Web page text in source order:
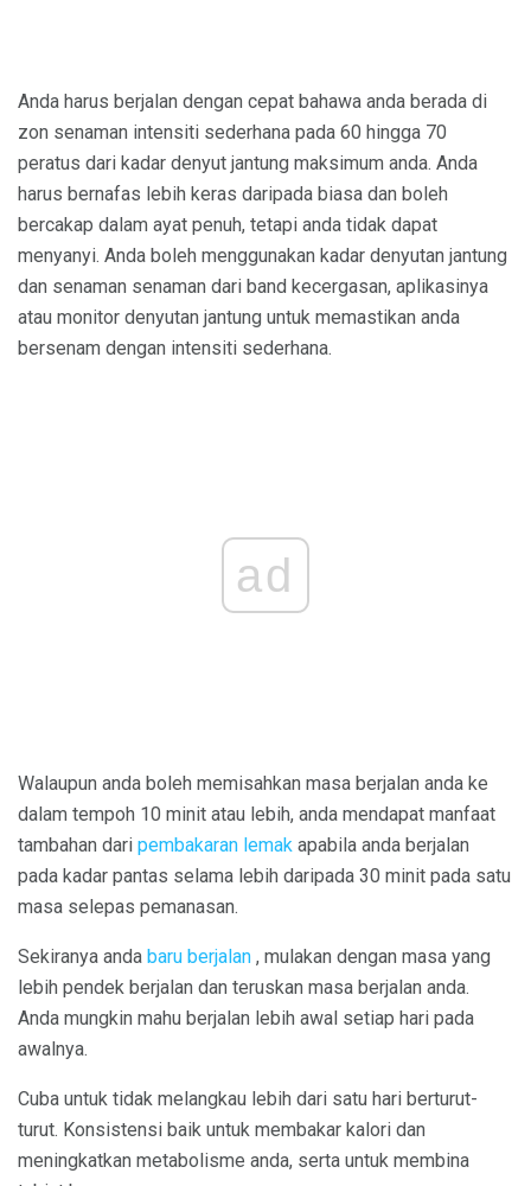
Anda harus berjalan dengan cepat bahawa anda berada di
zon senaman intensiti sederhana pada 60 hingga 70
peratus dari kadar denyut jantung maksimum anda. Anda
harus bernafas lebih keras daripada biasa dan boleh
bercakap dalam ayat penuh, tetapi anda tidak dapat
menyanyi. Anda boleh menggunakan kadar denyutan jantung
dan senaman senaman dari band kecergasan, aplikasinya
atau monitor denyutan jantung untuk memastikan anda
bersenam dengan intensiti sederhana.
ad
Walaupun anda boleh memisahkan masa berjalan anda ke
dalam tempoh 10 minit atau lebih, anda mendapat manfaat
tambahan dari pembakaran lemak apabila anda berjalan
pada kadar pantas selama lebih daripada 30 minit pada satu
masa selepas pemanasan.
Sekiranya anda baru berjalan , mulakan dengan masa yang
lebih pendek berjalan dan teruskan masa berjalan anda.
Anda mungkin mahu berjalan lebih awal setiap hari pada
awalnya.
Cuba untuk tidak melangkau lebih dari satu hari berturut-
turut. Konsistensi baik untuk membakar kalori dan
meningkatkan metabolisme anda, serta untuk membina